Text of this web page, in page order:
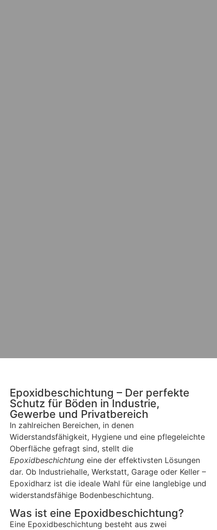
Epoxidbeschichtung – Der perfekte
Schutz für Böden in Industrie,
Gewerbe und Privatbereich
In zahlreichen Bereichen, in denen
Widerstandsfähigkeit, Hygiene und eine pflegeleichte
Oberfläche gefragt sind, stellt die
Epoxidbeschichtung eine der effektivsten Lösungen
dar. Ob Industriehalle, Werkstatt, Garage oder Keller –
Epoxidharz ist die ideale Wahl für eine langlebige und
widerstandsfähige Bodenbeschichtung.
Was ist eine Epoxidbeschichtung?
Eine Epoxidbeschichtung besteht aus zwei